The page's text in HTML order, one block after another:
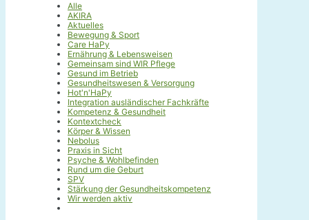
Alle
AKIRA
Aktuelles
Bewegung & Sport
Care HaPy
Ernährung & Lebensweisen
Gemeinsam sind WIR Pflege
Gesund im Betrieb
Gesundheitswesen & Versorgung
Hot'n'HaPy
Integration ausländischer Fachkräfte
Kompetenz & Gesundheit
Kontextcheck
Körper & Wissen
Nebolus
Praxis in Sicht
Psyche & Wohlbefinden
Rund um die Geburt
SPV
Stärkung der Gesundheitskompetenz
Wir werden aktiv